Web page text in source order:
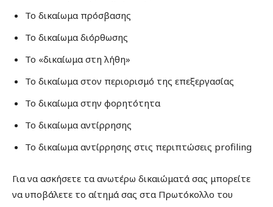
Το δικαίωμα πρόσβασης
Το δικαίωμα διόρθωσης
Το «δικαίωμα στη λήθη»
Το δικαίωμα στον περιορισμό της επεξεργασίας
Το δικαίωμα στην φορητότητα
Το δικαίωμα αντίρρησης
Το δικαίωμα αντίρρησης στις περιπτώσεις profiling
Για να ασκήσετε τα ανωτέρω δικαιώματά σας μπορείτε
να υποβάλετε το αίτημά σας στα Πρωτόκολλο του